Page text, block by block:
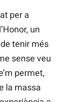
per a
un
tenir més
sense veu
permet,
la massa